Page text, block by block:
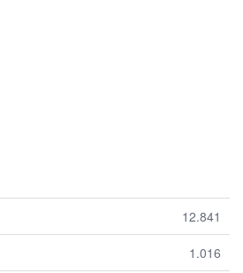
12.841
1.016